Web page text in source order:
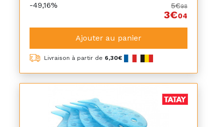
-49,16% 5€98
3€04
Ajouter au panier
Livraison à partir de 6,30€